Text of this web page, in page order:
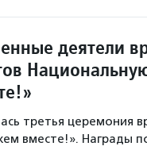
деятели
третья церемония
вместе!». Награды